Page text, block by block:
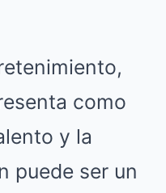
como
y la
puede ser un